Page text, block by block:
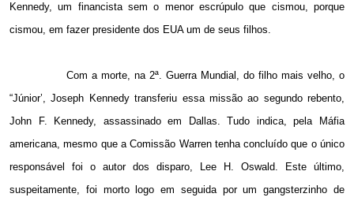
Kennedy, um financista sem o menor escrúpulo que cismou, porque
cismou, em fazer presidente dos EUA um de seus filhos.
Com a morte, na 2ª. Guerra Mundial, do filho mais velho, o
“Júnior’, Joseph Kennedy transferiu essa missão ao segundo rebento,
John F. Kennedy, assassinadoem Dallas. Tudo indica, pela Máfia
americana, mesmo que a Comissão Warren tenha concluído que o único
responsável foi o autor dos disparo, Lee H. Oswald. Este último,
suspeitamente, foi morto logo em seguida por um gangsterzinho de